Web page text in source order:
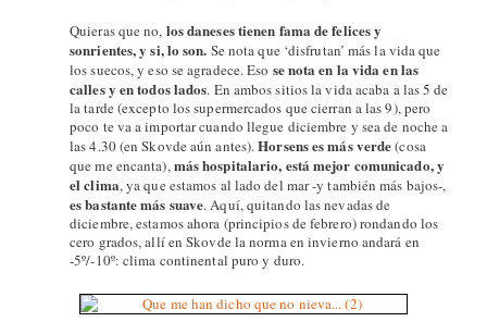
Quieras que no, los daneses tienen fama de felices y
sonrientes, y si, lo son. Se nota que ‘disfrutan’ más la vida que
los suecos, y eso se agradece. Eso se nota en la vida en las
calles y en todos lados. En ambos sitios la vida acaba a las 5 de
la tarde (excepto los supermercados que cierran a las 9), pero
poco te va a importar cuando llegue diciembre y sea de noche a
las 4.30 (en Skovde aún antes).Horsens es más verde(cosa
que me encanta),más hospitalario, está mejor comunicado, y
el clima, ya que estamos al lado del mar -y también más bajos-,
es bastante más suave. Aquí, quitando las nevadas de
diciembre, estamos ahora (principios de febrero) rondando los
cero grados, allí en Skovde la norma en invierno andará en
-5º/-10º: clima continental puro y duro.